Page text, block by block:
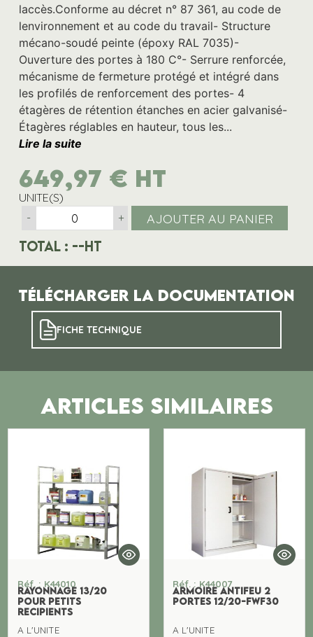
laccès.Conforme au décret n° 87 361, au code de
lenvironnement et au code du travail- Structure
mécano-soudé peinte (époxy RAL 7035)-
Ouverture des portes à 180 C°- Serrure renforcée,
mécanisme de fermeture protégé et intégré dans
les profilés de renforcement des portes- 4
étagères de rétention étanches en acier galvanisé-
Étagères réglables en hauteur, tous les...
Lire la suite
649,97 € HT
UNITE(S)
-
+ AJOUTER AU PANIER
Total : --HT
Télécharger la documentation
FICHE TECHNIQUE
ARTICLES SIMILAIRES
Réf. : K44010
RAYONNAGE 13/20
POUR PETITS
RECIPIENTS
A L'UNITE
Réf. : K44007
ARMOIRE ANTIFEU 2
PORTES 12/20-FWF30
A L'UNITE